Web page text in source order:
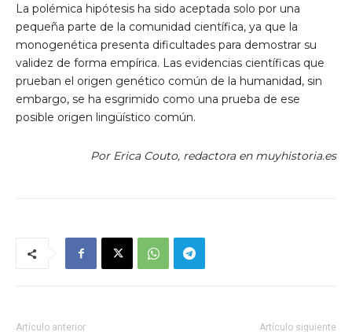
La polémica hipótesis ha sido aceptada solo por una
pequeña parte de la comunidad científica, ya que la
monogenética presenta dificultades para demostrar su
validez de forma empírica. Las evidencias científicas que
prueban el origen genético común de la humanidad, sin
embargo, se ha esgrimido como una prueba de ese
posible origen lingüístico común.
Por Erica Couto, redactora en muyhistoria.es
Artículo anterior Artículo siguiente